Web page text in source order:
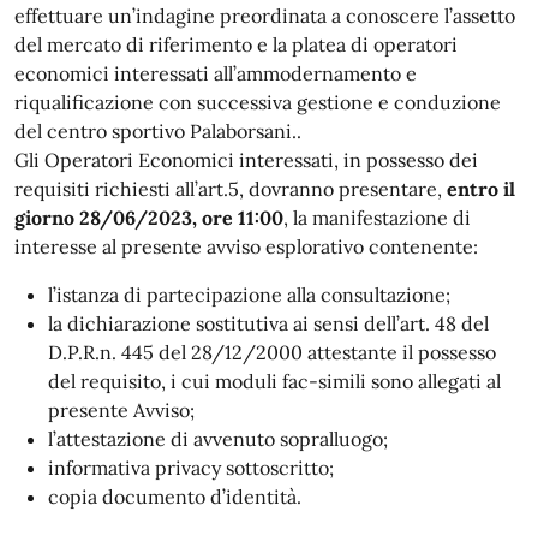
effettuare un’indagine preordinata a conoscere l’assetto
del mercato di riferimento e la platea di operatori
economici interessati all’ammodernamento e
riqualificazione con successiva gestione e conduzione
del centro sportivo Palaborsani..
Gli Operatori Economici interessati, in possesso dei
requisiti richiesti all’art.5, dovranno presentare, entro il
giorno 28/06/2023, ore 11:00, la manifestazione di
interesse al presente avviso esplorativo contenente:
l’istanza di partecipazione alla consultazione;
la dichiarazione sostitutiva ai sensi dell’art. 48 del
D.P.R.n. 445 del 28/12/2000 attestante il possesso
del requisito, i cui moduli fac-simili sono allegati al
presente Avviso;
l’attestazione di avvenuto sopralluogo;
informativa privacy sottoscritto;
copia documento d’identità.